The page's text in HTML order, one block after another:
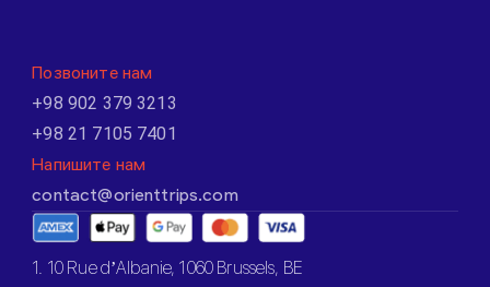
Позвоните нам
+98 902 379 3213
+98 21 7105 7401
Напишите нам
contact@orienttrips.com
1. 10 Rue d’Albanie, 1060 Brussels, BE